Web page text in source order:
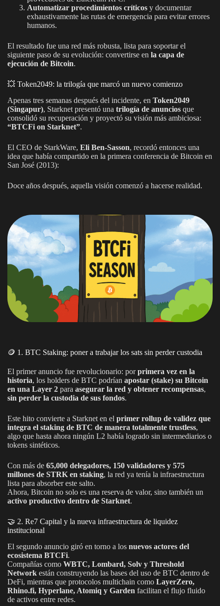
Automatizar procedimientos críticos y documentar
exhaustivamente las rutas de emergencia para evitar errores
humanos.
El resultado fue una red más robusta, lista para soportar el
siguiente paso de su evolución: convertirse en la capa de
ejecución de Bitcoin.
💥 Token2049: la trilogía que marcó un nuevo comienzo
Apenas tres semanas después del incidente, en Token2049
(Singapur), Starknet presentó una trilogía de anuncios que
consolidó su recuperación y proyectó su visión más ambiciosa:
“BTCFi on Starknet”.
El CEO de StarkWare, Eli Ben-Sasson, recordó entonces una
idea que había compartido en la primera conferencia de Bitcoin en
San José (2013):
Doce años después, aquella visión comenzó a hacerse realidad.
🪙 1. BTC Staking: poner a trabajar los sats sin perder custodia
El primer anuncio fue revolucionario: porprimera vez en la
historia, los holders de BTC podrían apostar (stake) su Bitcoin
en una Layer 2 para asegurar la red y obtener recompensas,
sin perder la custodia de sus fondos.
Este hito convierte a Starknet en el primer rollup de validez que
integra el staking de BTC de manera totalmente trustless,
algo que hasta ahora ningún L2 había logrado sin intermediarios o
tokens sintéticos.
Con más de 65,000 delegadores, 150 validadores y 575
millones de STRK en staking, la red ya tenía la infraestructura
lista para absorber este salto.
Ahora, Bitcoin no solo es una reserva de valor, sino también un
activo productivo dentro de Starknet.
🤝 2. Re7 Capital y la nueva infraestructura de liquidez
institucional
El segundo anuncio giró en torno a los nuevos actores del
ecosistema BTCFi.
Compañías como WBTC, Lombard, Solv y Threshold
Network están construyendo las bases del uso de BTC dentro de
DeFi, mientras que protocolos multichain como LayerZero,
Rhino.fi, Hyperlane, Atomiq y Garden facilitan el flujo fluido
de activos entre redes.